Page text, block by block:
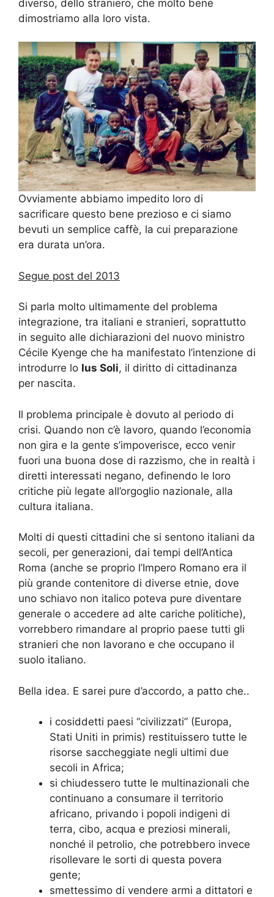
diverso, dello straniero, che molto bene
dimostriamo alla loro vista.
Ovviamente abbiamo impedito loro di
sacrificare questo bene prezioso e ci siamo
bevuti un semplice caffè, la cui preparazione
era durata un’ora.
Segue post del 2013
Si parla molto ultimamente del problema
integrazione, tra italiani e stranieri, soprattutto
in seguito alle dichiarazioni del nuovo ministro
Cécile Kyenge che ha manifestato l’intenzione di
introdurre lo Ius Soli, il diritto di cittadinanza
per nascita.
Il problema principale è dovuto al periodo di
crisi. Quando non c’è lavoro, quando l’economia
non gira e la gente s’impoverisce, ecco venir
fuori una buona dose di razzismo, che in realtà i
diretti interessati negano, definendo le loro
critiche più legate all’orgoglio nazionale, alla
cultura italiana.
Molti di questi cittadini che si sentono italiani da
secoli, per generazioni, dai tempi dell’Antica
Roma (anche se proprio l’Impero Romano era il
più grande contenitore di diverse etnie, dove
uno schiavo non italico poteva pure diventare
generale o accedere ad alte cariche politiche),
vorrebbero rimandare al proprio paese tutti gli
stranieri che non lavorano e che occupano il
suolo italiano.
Bella idea. E sarei pure d’accordo, a patto che..
i cosiddetti paesi “civilizzati” (Europa,
Stati Uniti in primis) restituissero tutte le
risorse saccheggiate negli ultimi due
secoli in Africa;
si chiudessero tutte le multinazionali che
continuano a consumare il territorio
africano, privando i popoli indigeni di
terra, cibo, acqua e preziosi minerali,
nonché il petrolio, che potrebbero invece
risollevare le sorti di questa povera
gente;
smettessimo di vendere armi a dittatori e